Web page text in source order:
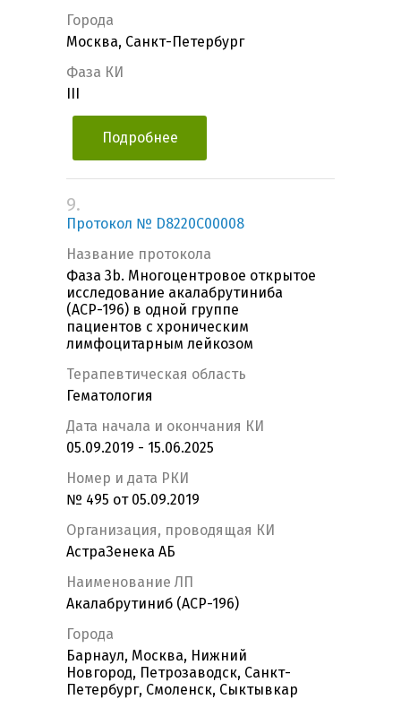
Города
Москва, Санкт-Петербург
Фаза КИ
Подробнее
9.
Протокол № D8220C00008
Название протокола
Фаза 3b. Многоцентровое открытое
исследование акалабрутиниба
(ACP-196) в одной группе
пациентов с хроническим
лимфоцитарным лейкозом
Терапевтическая область
Гематология
Дата начала и окончания КИ
05.09.2019 - 15.06.2025
Номер и дата РКИ
№ 495 от 05.09.2019
Организация, проводящая КИ
АстраЗенека АБ
Наименование ЛП
Акалабрутиниб (ACP-196)
Города
Барнаул, Москва, Нижний
Новгород, Петрозаводск, Санкт-
Петербург, Смоленск, Сыктывкар